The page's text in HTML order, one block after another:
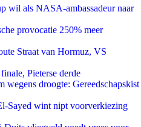
wil als NASA-ambassadeur naar
provocatie 250% meer
Straat van Hormuz, VS
Pieterse derde
wegens droogte: Gereedschapskist
Sayed wint nipt voorverkiezing